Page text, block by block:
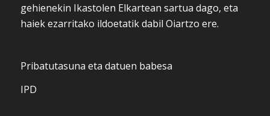
gehienekin Ikastolen Elkartean sartua dago, eta
haiek ezarritako ildoetatik dabil Oiartzo ere.
Pribatutasuna eta datuen babesa
IPD